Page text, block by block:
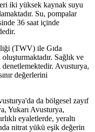
iki yüksek kaynak suyu
Su, pompalar
36 saat içinde
(TWV) ile Gıda
Sağlık ve
Avusturya,
değerlerini
da bölgesel zayıf
Yukarı Avusturya,
eyaletlerde, yeraltı
nitrat yükü eşik değerin